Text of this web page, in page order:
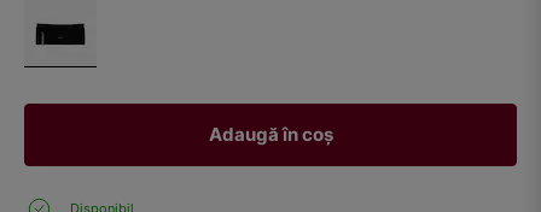
Adaugă în coș
Disponibil